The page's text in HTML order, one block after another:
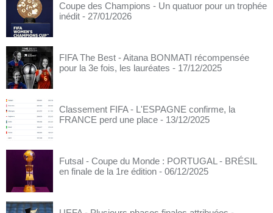
Coupe des Champions - Un quatuor pour un trophée
inédit - 27/01/2026
FIFA The Best - Aitana BONMATI récompensée
pour la 3e fois, les lauréates - 17/12/2025
Classement FIFA - L'ESPAGNE confirme, la
FRANCE perd une place - 13/12/2025
Futsal - Coupe du Monde : PORTUGAL - BRÉSIL
en finale de la 1re édition - 06/12/2025